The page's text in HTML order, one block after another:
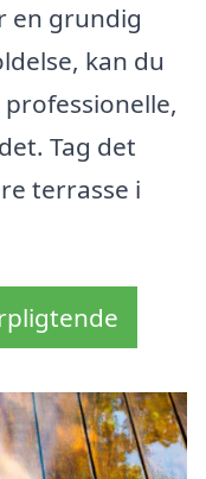
en grundig
kan du
Tag det
terrasse i